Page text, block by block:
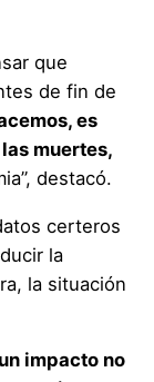
que
de fin de
es
muertes,
destacó.
certeros
la
la situación
impacto no